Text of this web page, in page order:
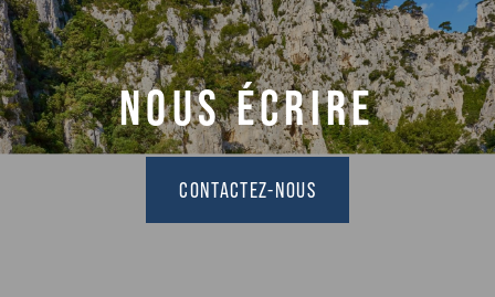
NOUS ÉCRIRE
CONTACTEZ-NOUS